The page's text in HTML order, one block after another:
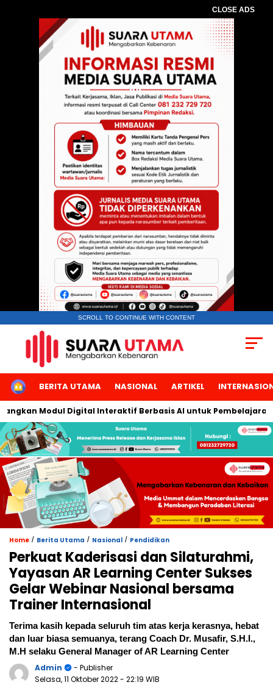
CLOSE ADS
SCROLL TO CONTINUE WITH CONTENT
HOMEBERITA UTAMA NASIONAL ARTIKEL
Modul Digital Interaktif Berbasis AI untuk Pembelajaran
Home / Berita Utama / Nasional / Pendidikan
Perkuat Kaderisasi dan Silaturahmi,
Yayasan AR Learning Center Sukses
Gelar Webinar Nasional bersama
Trainer Internasional
Terima kasih kepada seluruh tim atas kerja kerasnya, hebat
dan luar biasa semuanya, terang Coach Dr. Musafir, S.H.I.,
M.H selaku General Manager of AR Learning Center
Admin
- Publisher
Selasa, 11 Oktober 2022- 22:19 WIB